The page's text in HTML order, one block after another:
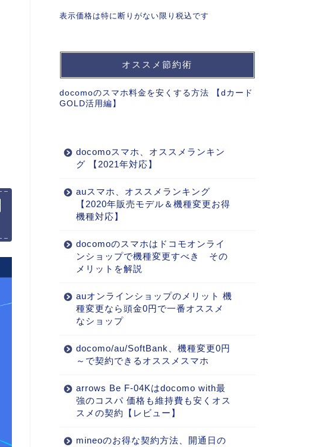
表示価格は特に断りがない限り税込です
オススメ節約術
docomoのスマホ料金を安くする方法 【dカード
GOLD活用編】
docomoスマホ、オススメランキン
グ 【2021年対応】
auスマホ、オススメランキング
【2020年販売モデル＆機種変更お得
機種対応】
docomoのスマホはドコモオンライ
ンショップで機種変更すべき その
メリットを解説
auオンラインショップのメリット 機
種変更なら頭金0円で一番オススメ
なショップ
docomo/au/SoftBank、機種変更0円
～で契約できるオススメスマホ
arrows Be F-04Kはdocomo with最
強のコスパ 価格も維持費も安くオス
スメの契約【レビュー】
mineoのお得な契約方法、開通日の